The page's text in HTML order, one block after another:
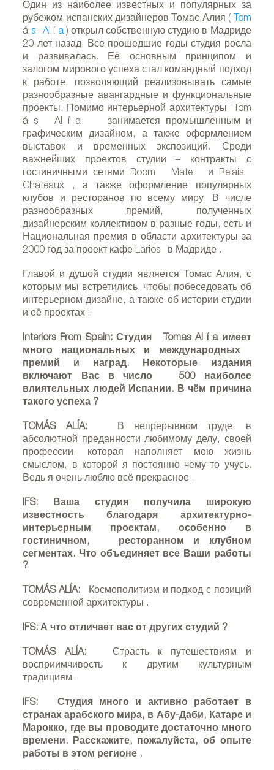
Один из наиболее известных и популярных за
рубежом испанских дизайнеров Томас Алия ( Tom
á s Al í a ) открыл собственную студию в Мадриде
20 лет назад. Все прошедшие годы студия росла
и развивалась. Её основным принципом и
залогом мирового успеха стал командный подход
к работе, позволяющий реализовывать самые
разнообразные авангардные и функциональные
проекты. Помимо интерьерной архитектуры Tom
á s Al í a
занимается промышленным и
графическим дизайном, а также оформлением
выставок и временных экспозиций. Среди
важнейших проектов студии – контракты с
гостиничными сетями Room Mate и Relais
Chateaux
, а также оформление популярных
клубов и ресторанов по всему миру. В числе
разнообразных премий, полученных
дизайнерским коллективом в разные годы, есть и
Национальная премия в области архитектуры за
2000 год за проект кафе Larios в Мадриде .
Главой и душой студии является Томас Алия, с
которым мы встретились, чтобы побеседовать об
интерьерном дизайне, а также об истории студии
и её проектах :
Interiors From Spain:Студия Tomas Al í a имеет
много национальных и международных
премий и наград. Некоторые издания
включают Вас в число
500 наиболее
влиятельных людей Испании. В чём причина
такого успеха ?
TOMÁS ALÍA:
В непрерывном труде, в
абсолютной преданности любимому делу, своей
профессии, которая наполняет мою жизнь
смыслом, в которой я постоянно чему-то учусь.
Ведь я очень люблю всё прекрасное .
IFS: Ваша студия получила широкую
известность благодаря архитектурно-
интерьерным проектам, особенно в
гостиничном,
ресторанном и клубном
сегментах. Что объединяет все Ваши работы
?
TOMÁS ALÍA:
Космополитизм и подход с позиций
современной архитектуры .
IFS:А что отличает вас от других студий ?
TOMÁS ALÍA:
Страсть к путешествиям и
восприимчивость к другим культурным
традициям .
IFS:
Студия много и активно работает в
странах арабского мира, в Абу-Даби, Катаре и
Марокко, где вы проводите достаточно много
времени. Расскажите, пожалуйста, об опыте
работы в этом регионе .